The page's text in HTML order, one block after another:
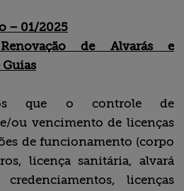
– 01/2025
de Alvarás e
Guias
que o controle de
ou vencimento de licenças
de funcionamento (corpo
licença sanitária, alvará
licenças